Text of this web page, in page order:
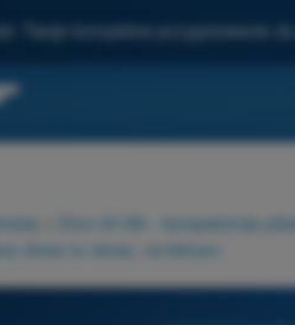
Twoje kompletne przygotowanie
Dron A1/A3 - kompetencje
obraz to obraz, na którym: